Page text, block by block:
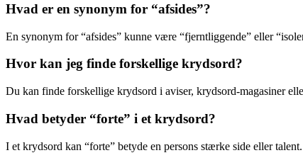
Hvad er en synonym for “afsides”?
En synonym for “afsides” kunne være “fjerntliggende” eller
Hvor kan jeg finde forskellige krydsord?
Du kan finde forskellige krydsord i aviser, krydsord-magasiner
Hvad betyder “forte” i et krydsord?
I et krydsord kan “forte” betyde en persons stærke side eller